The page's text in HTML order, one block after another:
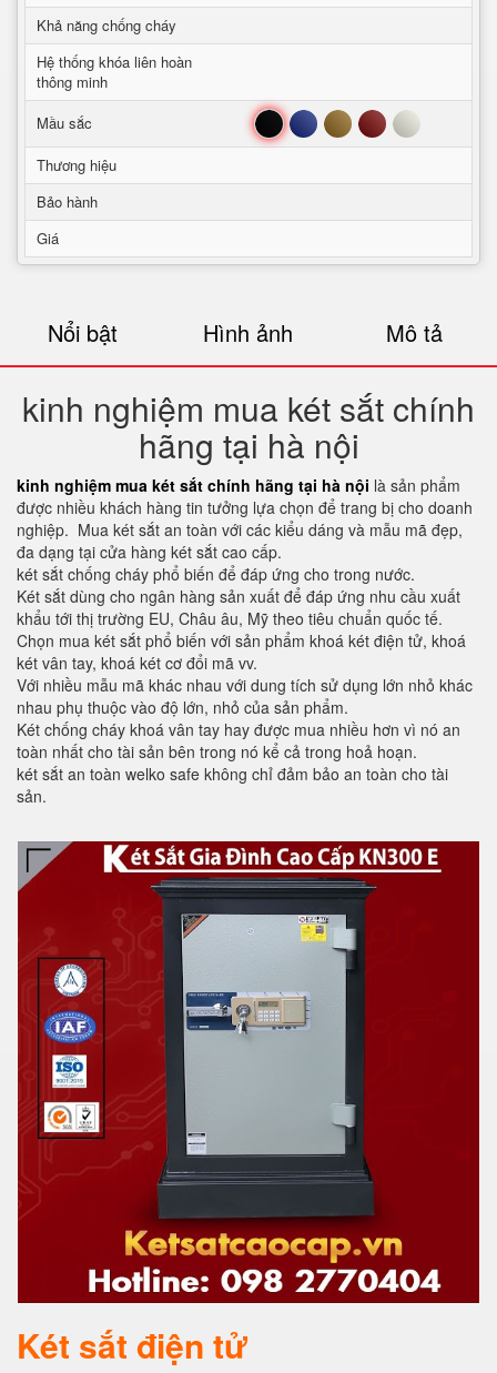
Khả năng chống cháy
Hệ thống khóa liên hoàn
thông minh
Mầu sắc
Đen Xanh Nâu Đỏ Trắng
Thương hiệu
Bảo hành
Giá
Nổi bật Hình ảnh Mô tả
kinh nghiệm mua két sắt chính
hãng tại hà nội
kinh nghiệm mua két sắt chính hãng tại hà nội là sản phẩm
được nhiều khách hàng tin tưởng lựa chọn để trang bị cho doanh
nghiệp. Mua két sắt an toàn với các kiểu dáng và mẫu mã đẹp,
đa dạng tại cửa hàng két sắt cao cấp.
két sắt chống cháy phổ biến để đáp ứng cho trong nước.
Két sắt dùng cho ngân hàng sản xuất để đáp ứng nhu cầu xuất
khẩu tới thị trường EU, Châu âu, Mỹ theo tiêu chuẩn quốc tế.
Chọn mua két sắt phổ biến với sản phẩm khoá két điện tử, khoá
két vân tay, khoá két cơ đổi mã vv.
Với nhiều mẫu mã khác nhau với dung tích sử dụng lớn nhỏ khác
nhau phụ thuộc vào độ lớn, nhỏ của sản phẩm.
Két chống cháy khoá vân tay hay được mua nhiều hơn vì nó an
toàn nhất cho tài sản bên trong nó kể cả trong hoả hoạn.
két sắt an toàn welko safe không chỉ đảm bảo an toàn cho tài
sản.
Két sắt điện tử